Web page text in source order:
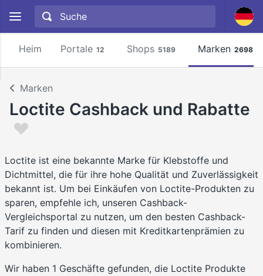
Heim Portale 12 Shops 5189 Marken 2698
Marken
Loctite Cashback und Rabatte
Loctite ist eine bekannte Marke für Klebstoffe und
Dichtmittel, die für ihre hohe Qualität und Zuverlässigkeit
bekannt ist. Um bei Einkäufen von Loctite-Produkten zu
sparen, empfehle ich, unseren Cashback-
Vergleichsportal zu nutzen, um den besten Cashback-
Tarif zu finden und diesen mit Kreditkartenprämien zu
kombinieren.
Wir haben 1 Geschäfte gefunden, die Loctite Produkte